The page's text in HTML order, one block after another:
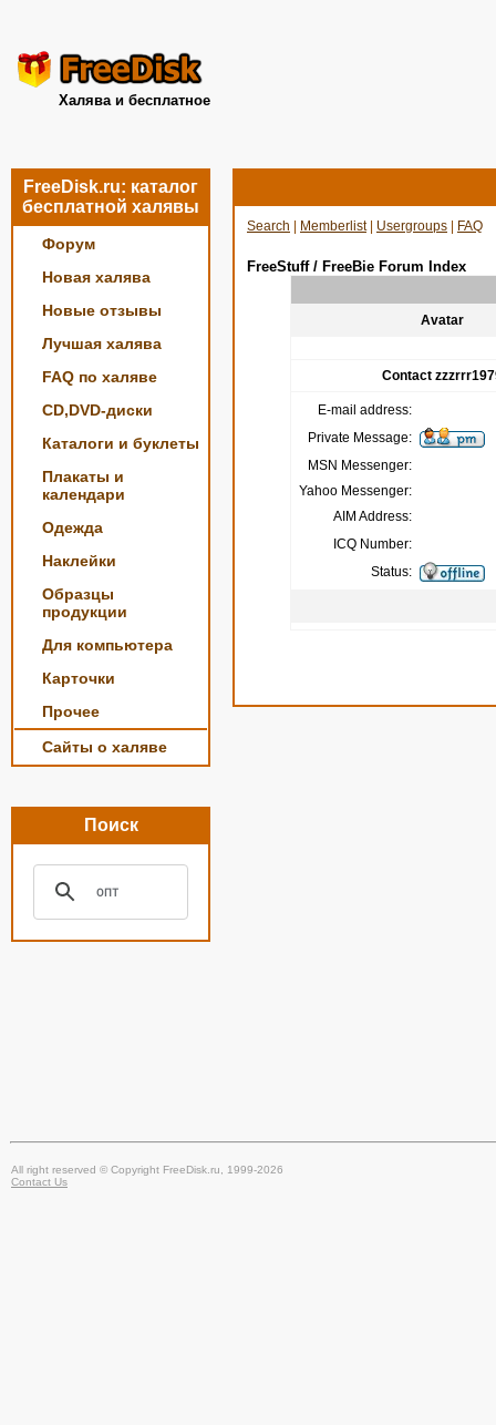
Халява и бесплатное
FreeDisk.ru: каталог
бесплатной халявы
Форум
Новая халява
Новые отзывы
Лучшая халява
FAQ по халяве
CD,DVD-диски
Каталоги и буклеты
Плакаты и
календари
Одежда
Наклейки
Образцы
продукции
Для компьютера
Карточки
Прочее
Сайты о халяве
Поиск
Search Memberlist| Usergroups FAQ
FreeStuff / FreeBie Forum Index
Avatar
Contact
E-mail address:
Private Message:
MSN Messenger:
Yahoo Messenger:
AIM Address:
ICQ Number:
Status:
All right reserved © Copyright FreeDisk.ru, 1999-2026
Contact Us